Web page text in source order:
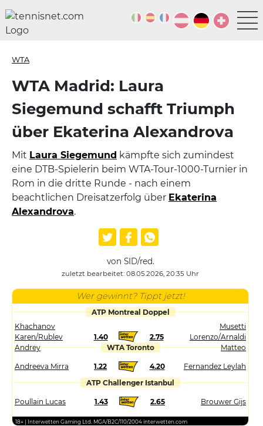
WTA
WTA Madrid: Laura
Siegemund schafft Triumph
über Ekaterina Alexandrova
Mit Laura Siegemund kämpfte sich zumindest
eine DTB-Spielerin beim WTA-Tour-1000-Turnier in
Rom in die dritte Runde - nach einem
beachtlichen Dreisatzerfolg über Ekaterina
Alexandrova.
von SID/red.
zuletzt bearbeitet: 08.05.2026, 20:35 Uhr
Wer gewinnt? Tippt jetzt!
ATP Montreal Doppel
Khachanov
Karen/Rublev
Andrey
1.40 2.75
Musetti
Lorenzo/Arnaldi
Matteo
WTA Toronto
Andreeva Mirra 1.22 4.20
Fernandez Leylah
ATP Challenger Istanbul
Poullain Lucas 1.43 2.65 Brouwer Gijs
18+ | Interwetten Gaming Ltd. MGA/B2C/110/2004 interwetten.com